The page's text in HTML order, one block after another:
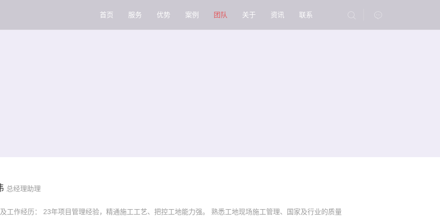
首页 服务 优势 案例 团队 关于 资讯 联系
总经理助理
工作经历： 23年项目管理经验，精通施工工艺、把控工地能力强。 熟悉工地现场施工管理、国家及行业的质量